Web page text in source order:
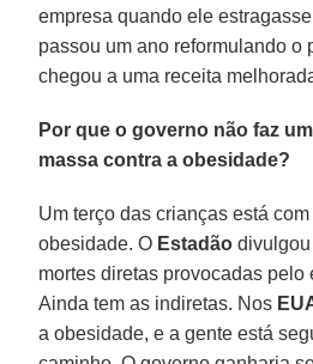
empresa quando ele
passou um ano reformulando o
chegou a uma receita
Por que o governo não faz
massa contra a obesidade?
Um terço das crianças está
obesidade. O Estadão
mortes diretas provocadas pelo
Ainda tem as indiretas. Nos
a obesidade, e a gente está